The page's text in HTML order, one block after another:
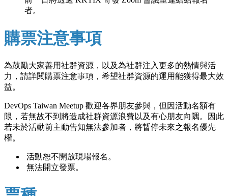
者。
購票注意事項
為鼓勵大家善用社群資源，以及為社群注入更多的熱情與活
力，請詳閱購票注意事項，希望社群資源的運用能獲得最大效
益。
DevOps Taiwan Meetup 歡迎各界朋友參與，但因活動名額有
限，若無故不到將造成社群資源浪費以及有心朋友向隅。因此
若未於活動前主動告知無法參加者，將暫停未來之報名優先
權。
活動恕不開放現場報名。
無法開立發票。